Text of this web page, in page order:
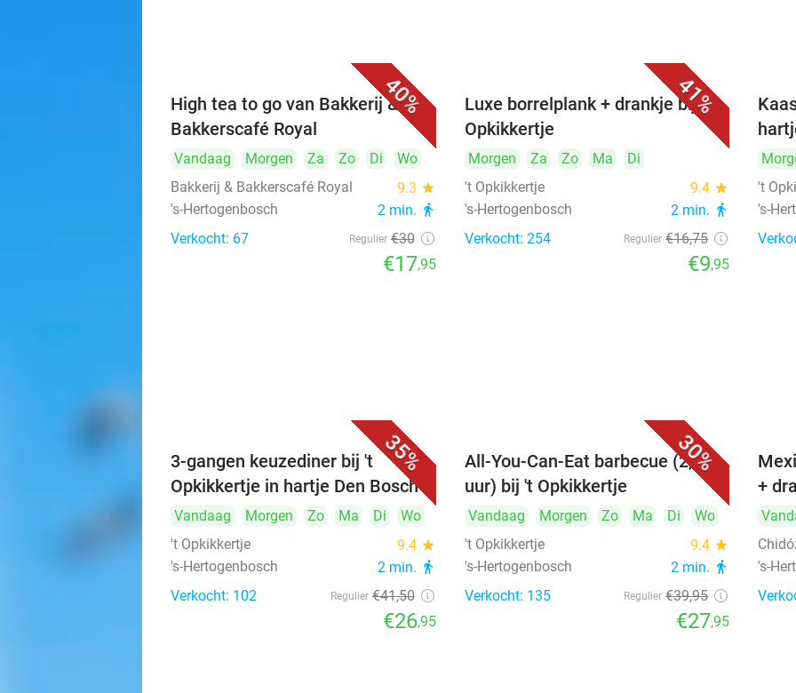
40%
High tea to go van Bakkerij &
Bakkerscafé Royal
Vandaag Morgen Za Zo Di
Wo
Bakkerij & Bakkerscafé Royal
9.3 star
's-Hertogenbosch 2 min. directions_walk
Verkocht: 67 Regulier €30
€17,95
41%
Luxe borrelplank + drankje bij 't
Opkikkertje
Morgen Za Zo Ma
Di
't Opkikkertje
9.4 star
's-Hertogenbosch 2 min. directions_walk
Verkocht: 254 Regulier €16,75
€9,95
't
's-
35%
3-gangen keuzediner bij 't
Opkikkertje in hartje Den Bosch
Vandaag Morgen Zo Ma Di
Wo
't Opkikkertje
9.4 star
's-Hertogenbosch 2 min. directions_walk
Verkocht: 102 Regulier €41,50
€26,95
30%
All-You-Can-Eat barbecue (2,5
uur) bij 't Opkikkertje
Vandaag Morgen Zo Ma Di
Wo
't Opkikkertje
9.4 star
's-Hertogenbosch 2 min. directions_walk
Verkocht: 135 Regulier €39,95
€27,95
+
's-